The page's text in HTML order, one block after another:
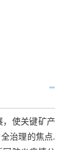
使关键矿产
治理的焦点.